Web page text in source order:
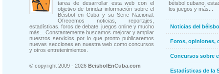
tarea de desarrollar esta web con el
objetivo de brindar información sobre el
Béisbol en Cuba y su Serie Nacional.
Ofrecemos noticias, reportajes,
estadísticas, foros de debate, juegos online y mucho
más... Constantemente buscamos mejorar y ampliar
nuestros servicios por lo que pronto publicaremos
nuevas secciones en nuestra web como concursos
y otros entretenimientos.
© copyright 2009 - 2026 BeisbolEnCuba.com
béisbol cubano,
los juegos y más...
Noticias del
Foros, opiniones,
Concursos sobre
Estadísticas de la